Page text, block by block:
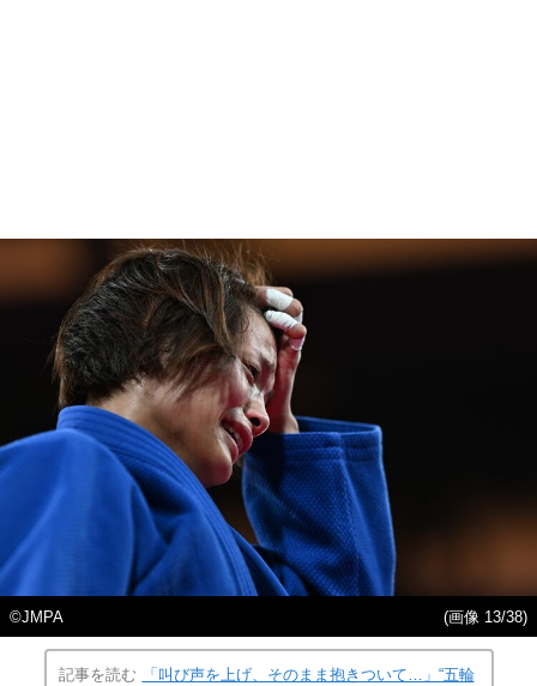
©JMPA (画像 13/38)
記事を読む
「叫び声を上げ、そのまま抱きついて…」“五輪